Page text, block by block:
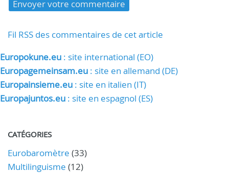
Fil RSS des commentaires de cet article
Europokune.eu : site international (EO)
Europagemeinsam.eu : site en allemand (DE)
Europainsieme.eu : site en italien (IT)
Europajuntos.eu : site en espagnol (ES)
CATÉGORIES
Eurobaromètre (33)
Multilinguisme (12)